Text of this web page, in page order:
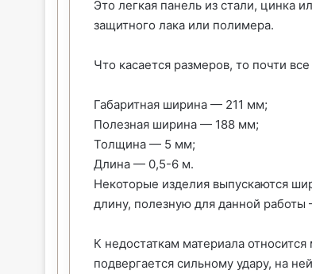
Это легкая панель из стали, цинка
защитного лака или полимера.
Что касается размеров, то почти
Габаритная ширина — 211 мм;
Полезная ширина — 188 мм;
Толщина — 5 мм;
Длина — 0,5-6 м.
Некоторые изделия выпускаются
длину, полезную для данной
К недостаткам материала
подвергается сильному удару, на